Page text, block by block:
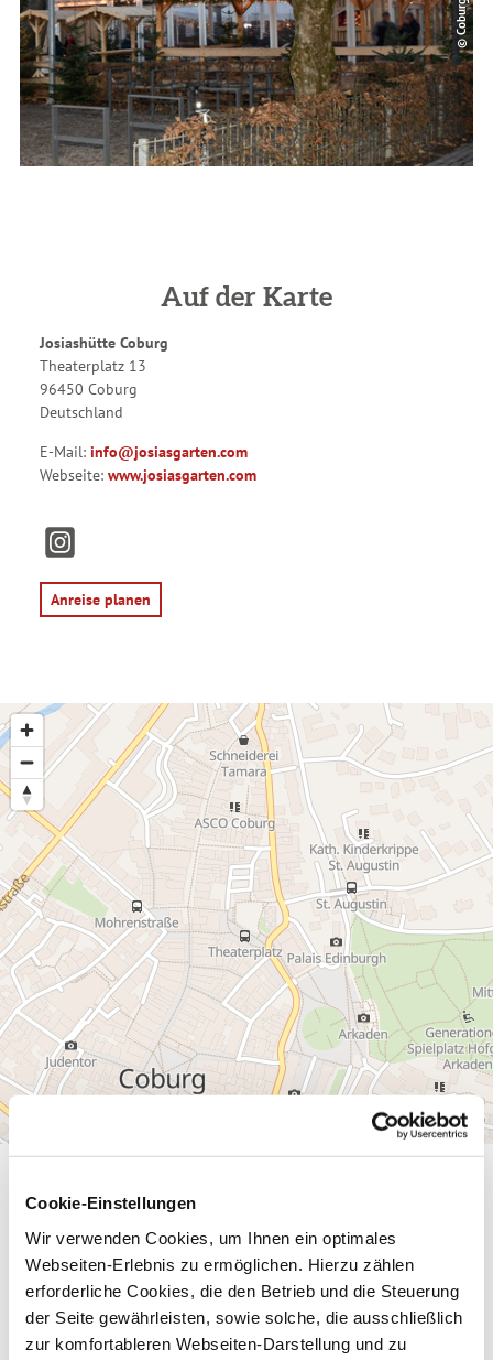
Cookie-Einstellungen
Wir verwenden Cookies, um Ihnen ein optimales
Webseiten-Erlebnis zu ermöglichen. Hierzu zählen
erforderliche Cookies, die den Betrieb und die Steuerung
der Seite gewährleisten, sowie solche, die ausschließlich
zur komfortableren Webseiten-Darstellung und zu
Auf der Karte
Josiashütte Coburg
Theaterplatz 13
96450 Coburg
Deutschland
E-Mail: info@josiasgarten.com
Webseite: www.josiasgarten.com
I
n
s
t
a
Anreise planen
Allgemeine Informationen
Öffnungszeiten
Ausstattung